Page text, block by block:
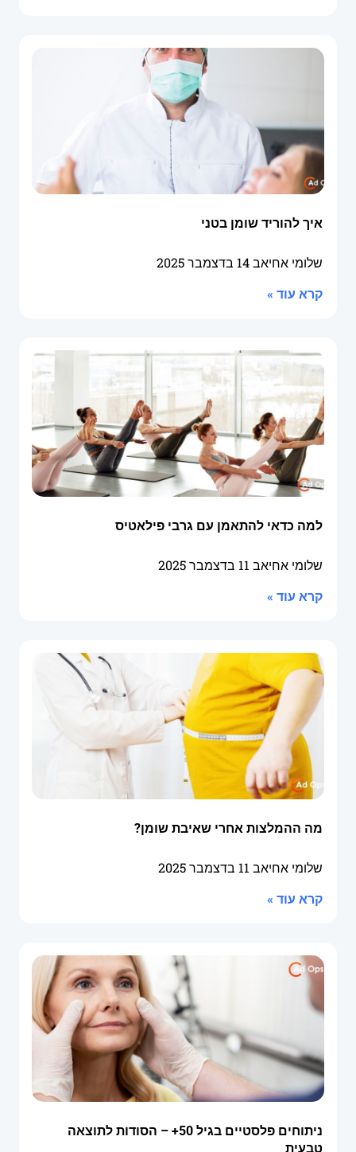
איך להוריד שומן בטני
שלומי אחיאב14 בדצמבר 2025
קרא עוד »
למה כדאי להתאמן עם גרבי פילאטיס
שלומי אחיאב 11 בדצמבר 2025
קרא עוד »
מה ההמלצות אחרי שאיבת שומן?
שלומי אחיאב 11 בדצמבר 2025
קרא עוד »
ניתוחים פלסטיים בגיל 50+ – הסודות לתוצאה
טבעית